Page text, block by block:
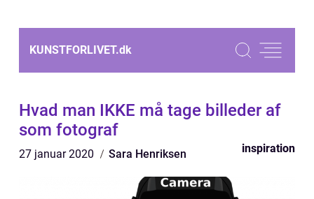
KUNSTFORLIVET.dk
Hvad man IKKE må tage billeder af
som fotograf
27 januar 2020 Sara Henriksen inspiration